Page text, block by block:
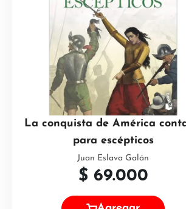
La conquista de América
para escépticos
Juan Eslava Galán
$ 69.000